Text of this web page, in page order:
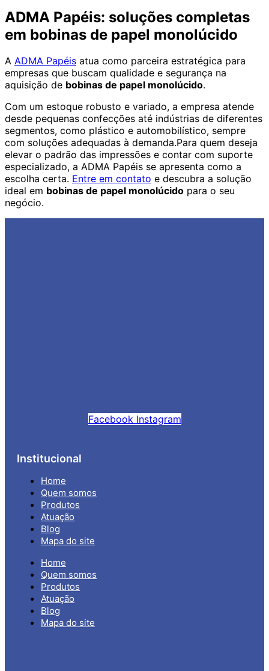
ADMA Papéis: soluções completas
em bobinas de papel monolúcido
A ADMA Papéis atua como parceira estratégica para
empresas que buscam qualidade e segurança na
aquisição de bobinas de papel monolúcido.
Com um estoque robusto e variado, a empresa atende
desde pequenas confecções até indústrias de diferentes
segmentos, como plástico e automobilístico, sempre
com soluções adequadas à demanda.Para quem deseja
elevar o padrão das impressões e contar com suporte
especializado, a ADMA Papéis se apresenta como a
escolha certa. Entre em contato e descubra a solução
ideal em bobinas de papel monolúcido para o seu
negócio.
Facebook Instagram
Institucional
Home
Quem somos
Produtos
Atuação
Blog
Mapa do site
Home
Quem somos
Produtos
Atuação
Blog
Mapa do site